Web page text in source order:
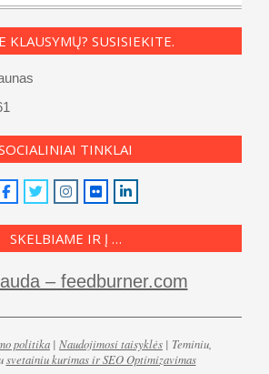
KLAUSYMŲ? SUSISIEKITE.
TINKLAI
SKELBIAME IR Į …
– feedburner.com
politika | Naudojimosi taisyklės | Teminiu,
svetainiu kurimas ir SEO Optimizavimas